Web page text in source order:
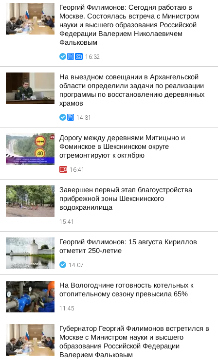
Георгий Филимонов: Сегодня работаю в
Москве. Состоялась встреча с Министром
науки и высшего образования Российской
Федерации Валерием Николаевичем
Фальковым
16:32
На выездном совещании в Архангельской
области определили задачи по реализации
программы по восстановлению деревянных
храмов
14:31
Дорогу между деревнями Митицыно и
Фоминское в Шекснинском округе
отремонтируют к октябрю
16:41
Завершен первый этап благоустройства
прибрежной зоны Шекснинского
водохранилища
15:41
Георгий Филимонов: 15 августа Кириллов
отметит 250-летие
14:07
На Вологодчине готовность котельных к
отопительному сезону превысила 65%
11:45
Губернатор Георгий Филимонов встретился в
Москве с Министром науки и высшего
образования Российской Федерации
Валерием Фальковым